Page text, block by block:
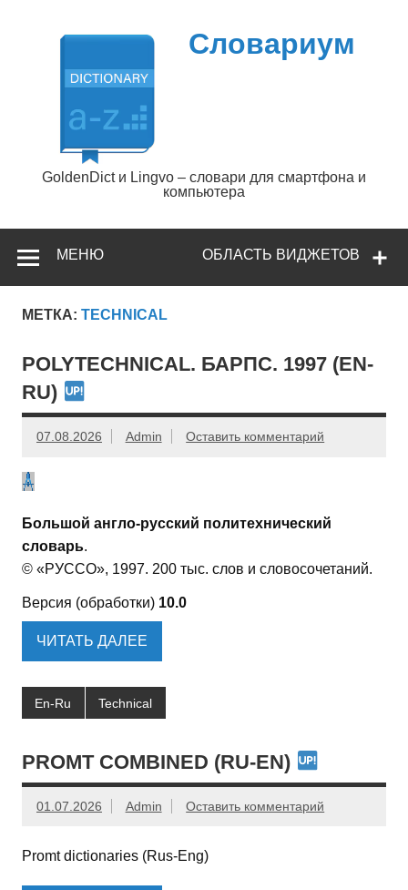
содержимому
Словариум
GoldenDict и Lingvo – словари для смартфона и
компьютера
ОБЛАСТЬ ВИДЖЕТОВ
МЕНЮ
МЕТКА: TECHNICAL
POLYTECHNICAL. БАРПС. 1997 (EN-
RU)
07.08.2026 Admin Оставить комментарий
Большой англо-русский политехнический
словарь.
© «РУССО», 1997. 200 тыс. слов и словосочетаний.
Версия (обработки) 10.0
ЧИТАТЬ ДАЛЕЕ
En-Ru Technical
PROMT COMBINED (RU-EN)
01.07.2026 Admin Оставить комментарий
Promt dictionaries (Rus-Eng)